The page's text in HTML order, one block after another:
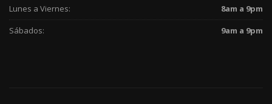
Lunes a Viernes:
8am a 9pm
Sábados:
9am a 9pm